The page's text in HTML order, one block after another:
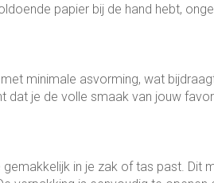
papier bij de hand hebt,
minimale asvorming, wat
dat je de volle smaak van jouw
in je zak of tas past. Dit